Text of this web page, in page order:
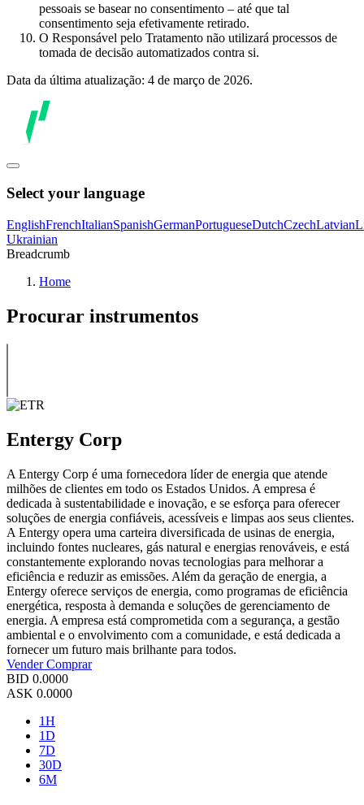
pessoais se basear no consentimento – até que tal
consentimento seja efetivamente retirado.
O Responsável pelo Tratamento não utilizará processos de
tomada de decisão automatizados contra si.
Data da última atualização: 4 de março de 2026.
Select your language
EnglishFrenchItalianSpanishGermanPortugueseDutchCzechLatvian
Ukrainian
Breadcrumb
Home
Procurar instrumentos
Entergy Corp
A Entergy Corp é uma fornecedora líder de energia que atende
milhões de clientes em todo os Estados Unidos. A empresa é
dedicada à sustentabilidade e inovação, e se esforça para oferecer
soluções de energia confiáveis, acessíveis e limpas aos seus clientes.
A Entergy opera uma carteira diversificada de usinas de energia,
incluindo fontes nucleares, gás natural e energias renováveis, e está
constantemente explorando novas tecnologias para melhorar a
eficiência e reduzir as emissões. Além da geração de energia, a
Entergy oferece serviços de energia, como programas de eficiência
energética, resposta à demanda e soluções de gerenciamento de
energia. A empresa está comprometida com a segurança, a gestão
ambiental e o envolvimento com a comunidade, e está dedicada a
fornecer um futuro mais brilhante para todos.
VenderComprar
BID 0.0000
ASK 0.0000
1H
1D
7D
30D
6M